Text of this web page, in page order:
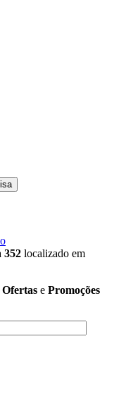
352 localizado em
Ofertas e Promoções